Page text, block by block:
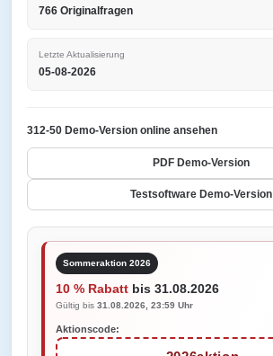
766 Originalfragen
Letzte Aktualisierung
05-08-2026
312-50 Demo-Version online ansehen
PDF Demo-Version
Testsoftware Demo-Version
Sommeraktion 2026
10 % Rabatt bis 31.08.2026
Gültig bis 31.08.2026, 23:59 Uhr
Aktionscode: